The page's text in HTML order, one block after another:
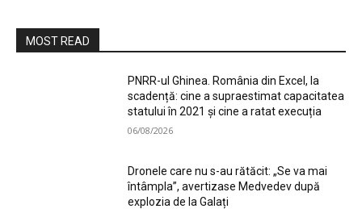
MOST READ
PNRR-ul Ghinea. România din Excel, la
scadență: cine a supraestimat capacitatea
statului în 2021 și cine a ratat execuția
06/08/2026
Dronele care nu s-au rătăcit: „Se va mai
întâmpla”, avertizase Medvedev după
explozia de la Galați